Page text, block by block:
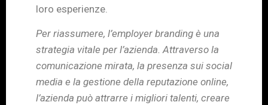
loro esperienze.
Per riassumere, l’employer branding è una
strategia vitale per l’azienda. Attraverso la
comunicazione mirata, la presenza sui social
media e la gestione della reputazione online,
l’azienda può attrarre i migliori talenti, creare